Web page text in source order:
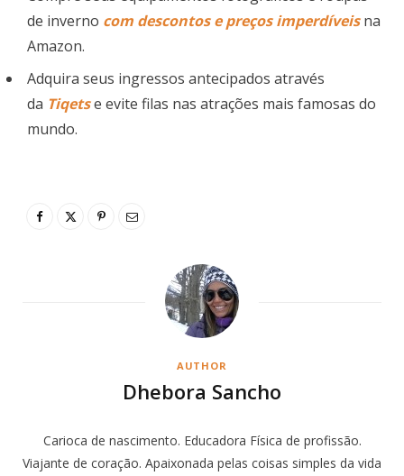
de inverno com descontos e preços imperdíveisna
Amazon.
Adquira seus ingressos antecipados através
da Tiqetse evite filas nas atrações mais famosas do
mundo.
AUTHOR
Dhebora Sancho
Carioca de nascimento. Educadora Física de profissão.
Viajante de coração. Apaixonada pelas coisas simples da vida